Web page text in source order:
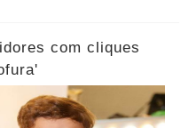
com cliques